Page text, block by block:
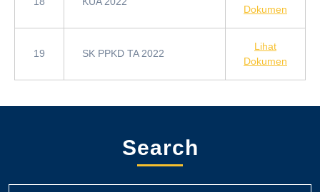
Dokumen
19 SK PPKD TA 2022
Lihat
Dokumen
Search